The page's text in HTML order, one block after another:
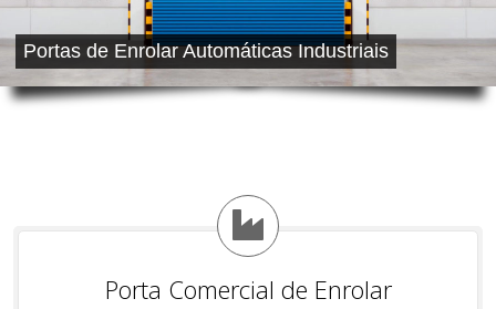
Portas de Enrolar Automáticas Industriais
Porta Comercial de Enrolar